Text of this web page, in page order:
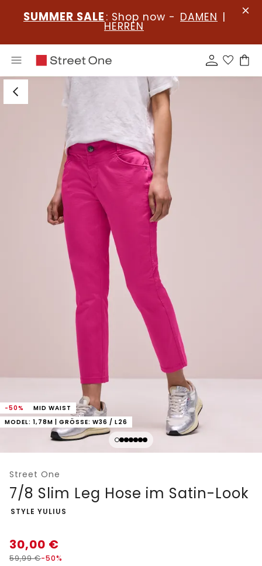
SUMMER SALE : Shop now - DAMEN |
HERREN
-50%
MID WAIST
MODEL: 1,78M | GRÖSSE: W36 / L26
Street One
7/8 Slim Leg Hose im Satin-Look
-
STYLE YULIUS
30,00 €
59,99€-50%